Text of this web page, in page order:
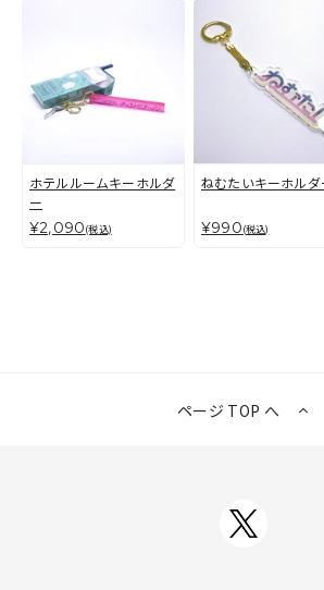
ホテルルームキーホルダ
ー
¥2,090(税込)
ねむたいキーホルダ
¥990(税込)
ページ TOP へ